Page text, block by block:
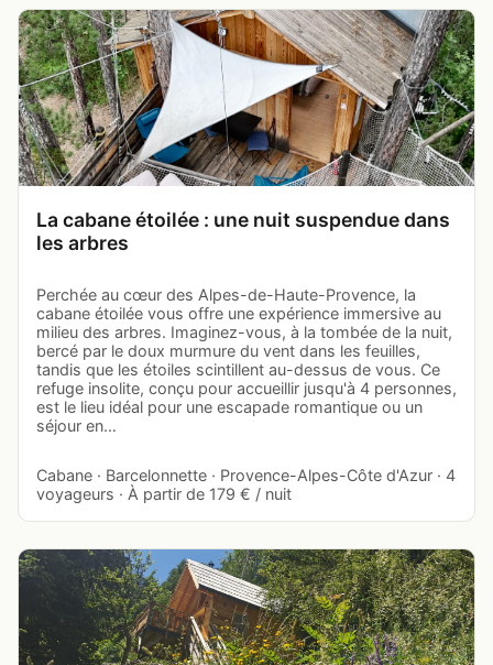
La cabane étoilée : une nuit suspendue dans
les arbres
Perchée au cœur des Alpes-de-Haute-Provence, la
cabane étoilée vous offre une expérience immersive au
milieu des arbres. Imaginez-vous, à la tombée de la nuit,
bercé par le doux murmure du vent dans les feuilles,
tandis que les étoiles scintillent au-dessus de vous. Ce
refuge insolite, conçu pour accueillir jusqu'à 4 personnes,
est le lieu idéal pour une escapade romantique ou un
séjour en…
Cabane · Barcelonnette · Provence-Alpes-Côte d'Azur · 4
voyageurs · À partir de 179 € / nuit